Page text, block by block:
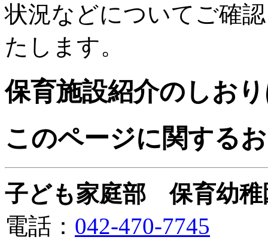
状況などについてご確
たします。
保育施設紹介のしお
このページに関する
子ども家庭部 保育幼
電話： 042-470-7745